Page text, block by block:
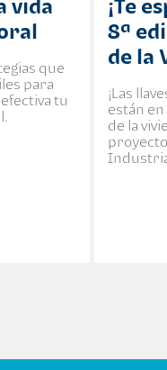
vida
que
para
tu
¡Te
8ª
de la
¡Las
están en
de la